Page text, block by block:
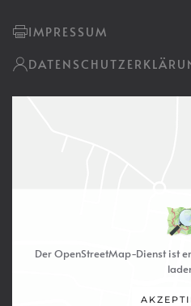
IMPRESSUM
Der OpenStreetMap-Dienst ist